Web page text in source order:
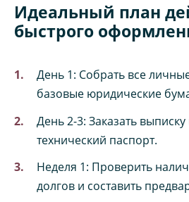
Идеальный план
быстрого
День 1: Собрать все
базовые юридические
День 2-3: Заказать
технический паспорт.
Неделя 1: Проверить
долгов и составить